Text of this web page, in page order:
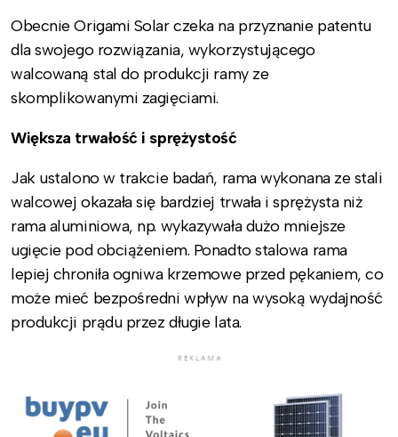
Obecnie Origami Solar czeka na przyznanie patentu
dla swojego rozwiązania, wykorzystującego
walcowaną stal do produkcji ramy ze
skomplikowanymi zagięciami.
Większa trwałość i sprężystość
Jak ustalono w trakcie badań, rama wykonana ze stali
walcowej okazała się bardziej trwała i sprężysta niż
rama aluminiowa, np. wykazywała dużo mniejsze
ugięcie pod obciążeniem. Ponadto stalowa rama
lepiej chroniła ogniwa krzemowe przed pękaniem, co
może mieć bezpośredni wpływ na wysoką wydajność
produkcji prądu przez długie lata.